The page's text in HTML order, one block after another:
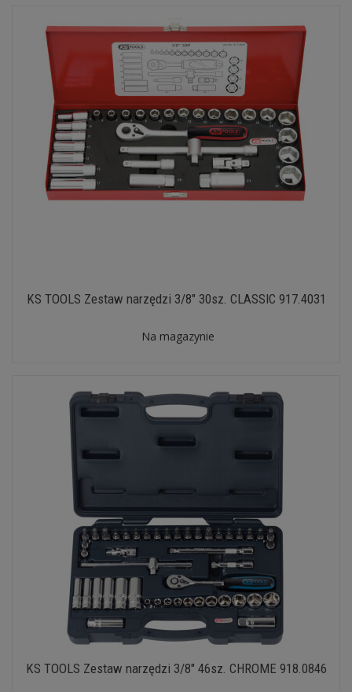
KS TOOLS Zestaw narzędzi 3/8" 30sz. CLASSIC 917.4031
Na magazynie
KS TOOLS Zestaw narzędzi 3/8" 46sz. CHROME 918.0846